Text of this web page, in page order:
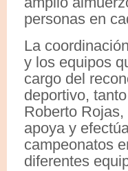
personas en
La
y los equipos
cargo del
deportivo,
Roberto
apoya y
campeonatos
diferentes